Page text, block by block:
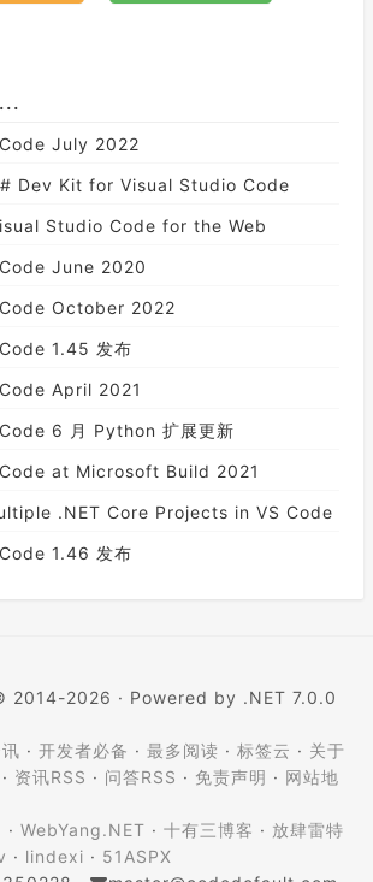
July 2022
Dev Kit for Visual Studio Code
Studio Code for the Web
June 2020
October 2022
1.45 发布
April 2021
6 月 Python 扩展更新
at Microsoft Build 2021
.NET Core Projects in VS Code
1.46 发布
2014-2026 · Powered by .NET 7.0.0
· 开发者必备 · 最多阅读 · 标签云 · 关于
· 资讯RSS · 问答RSS · 免责声明 · 网站地
· WebYang.NET · 十有三博客 · 放肆雷特
· lindexi · 51ASPX